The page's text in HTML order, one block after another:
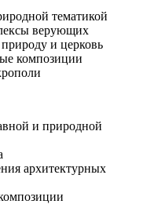
тематикой
верующих
и церковь
композиции
и природной
архитектурных